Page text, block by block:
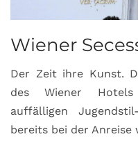
Wiener
Der Zeit ihre Kunst.
des Wiener
auffälligen
bereits bei der Anreise